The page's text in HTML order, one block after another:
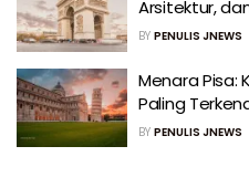
Arsitektur,
BY PENULIS JNEWS
Menara Pisa:
Paling
BY PENULIS JNEWS